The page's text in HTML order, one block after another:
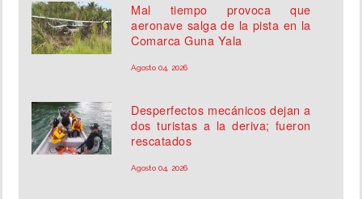
Mal tiempo provoca que
aeronave salga de la pista en la
Comarca Guna Yala
Agosto 04, 2026
Desperfectos mecánicos dejan a
dos turistas a la deriva; fueron
rescatados
Agosto 04, 2026